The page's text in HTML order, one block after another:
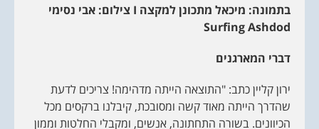
בתמונה: מיכאל מתכונן למקצה I צילום: אבי נסימי
Surfing Ashdod
דברי המארגנים
ירון קליין כתב: "התוצאה הייתה מדהימה! צריכים לדעת
שהדרך הייתה מאוד קשה ומסובכת, קיבלנו ברקסים מכל
הכיוונים. בשורה התחתונה, אנשים, ומקבלי החלטות וממון